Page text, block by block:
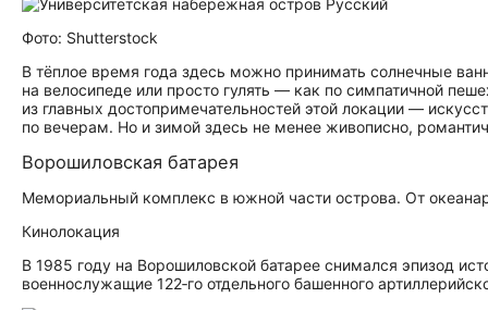
Фото: Shutterstock
В тёплое время года здесь можно принимать солнечные
на велосипеде или просто гулять — как по симпатичной
из главных до­сто­при­ме­ча­тель­но­стей этой локации —
по вечерам. Но и зимой здесь не менее живописно,
Ворошиловская батарея
Мемориальный комплекс в южной части острова. От
Кинолокация
В 1985 году на Ворошиловской батарее снимался эпизод
военнослужащие 122‑го отдельного башенного